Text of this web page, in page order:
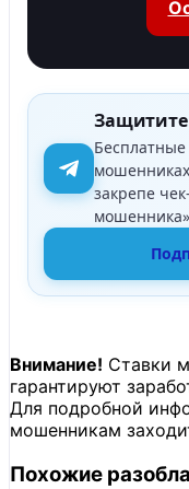
Защитите
закрепе
Внимание! Ставки
гарантируют
Для подробной
мошенникам
Похожие